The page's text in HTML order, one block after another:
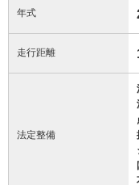
年式
走行距離
法定整備